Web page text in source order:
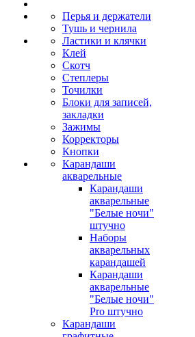
Перья и держатели
Тушь и чернила
Ластики и клячки
Клей
Скотч
Степлеры
Точилки
Блоки для записей,
закладки
Зажимы
Корректоры
Кнопки
Карандаши
акварельные
Карандаши
акварельные
"Белые ночи"
штучно
Наборы
акварельных
карандашей
Карандаши
акварельные
"Белые ночи"
Pro штучно
Карандаши